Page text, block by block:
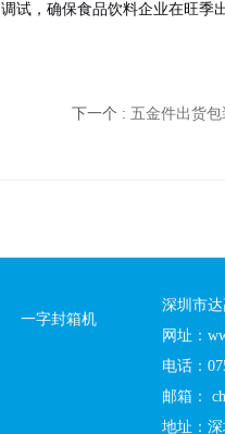
试，确保食品饮料企业在旺季
下一个 : 五金件出货
一字封箱机
深圳市达
网址：
电话：
邮箱：
地址：